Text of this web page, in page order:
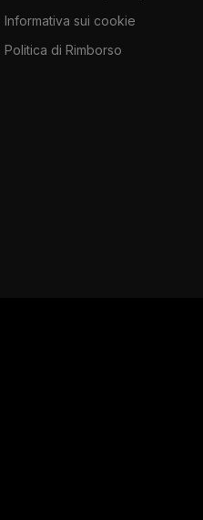
Informativa sui cookie
Politica di Rimborso